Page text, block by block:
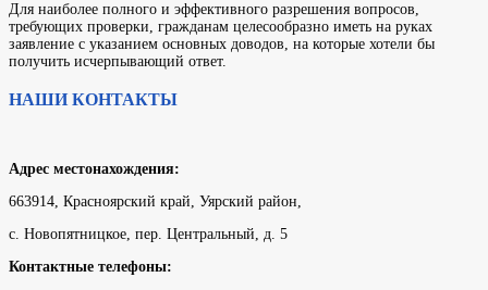
​Для наиболее полного и эффективного разрешения вопросов,
требующих проверки, гражданам целесообразно иметь на руках
заявление с указанием основных доводов, на которые хотели бы
получить исчерпывающий ответ.
НАШИ КОНТАКТЫ
Адрес местонахождения:
663914, Красноярский край, Уярский район,
с. Новопятницкое, пер. Центральный, д. 5
Контактные телефоны: